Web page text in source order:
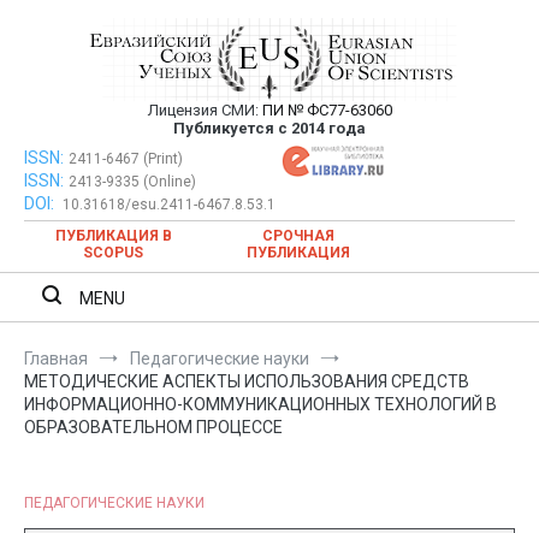
Евразийский Союз Ученых —
публикация научных статей в
ежемесячном научном журнале
Лицензия СМИ: ПИ № ФС77-63060
Публикуется с 2014 года
Евразийский Союз Ученых — публикация научных статей в
ежемесячном научном журнале
ISSN: 2411-6467 (Print)
ISSN: 2413-9335 (Online)
DOI:
10.31618/esu.2411-6467.8.53.1
ПУБЛИКАЦИЯ В
SCOPUS
СРОЧНАЯ
ПУБЛИКАЦИЯ
MENU
Главная
Педагогические науки
МЕТОДИЧЕСКИЕ АСПЕКТЫ ИСПОЛЬЗОВАНИЯ СРЕДСТВ
ИНФОРМАЦИОННО-КОММУНИКАЦИОННЫХ ТЕХНОЛОГИЙ В
ОБРАЗОВАТЕЛЬНОМ ПРОЦЕССЕ
ПЕДАГОГИЧЕСКИЕ НАУКИ